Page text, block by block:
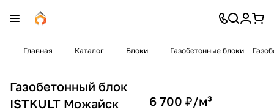
Главная Каталог Блоки Газобетонные блоки
Газобетонный блок
ISTKULT Можайск
6 700 ₽/м³